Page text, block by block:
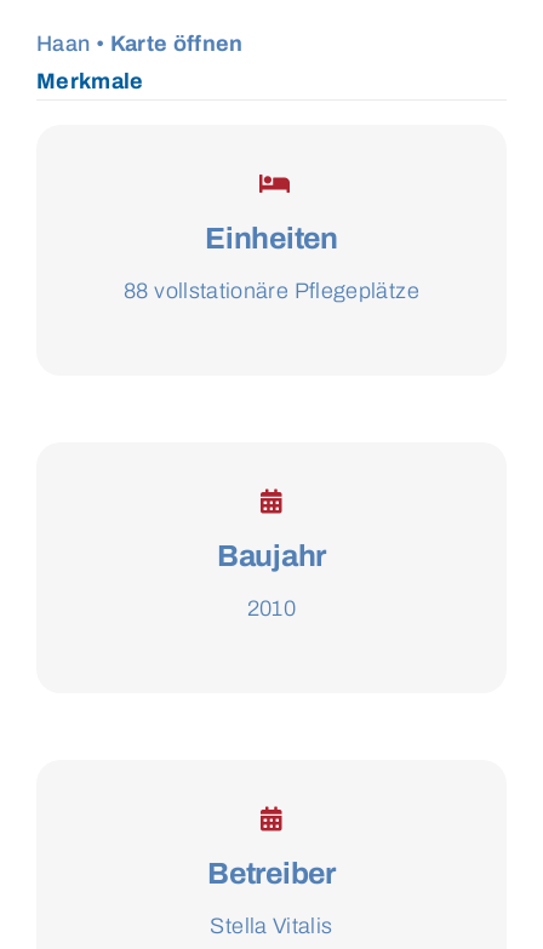
Haan • Karte öffnen
Merkmale
Einheiten
88 vollstationäre Pflegeplätze
Baujahr
2010
Betreiber
Stella Vitalis